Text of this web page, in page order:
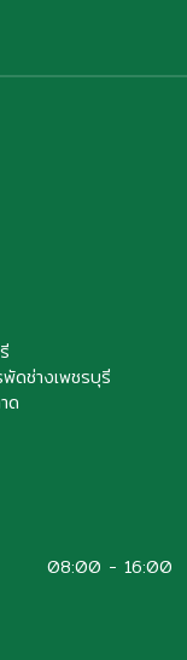
ดช่างเพชรบุรี
ด
08:00 - 16:00